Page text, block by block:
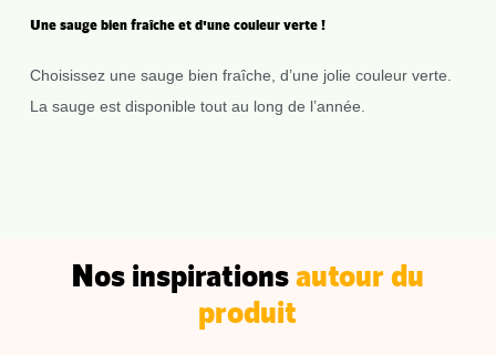
Une sauge bien fraîche et d'une couleur verte !
Choisissez une sauge bien fraîche, d’une jolie couleur verte.
La sauge est disponible tout au long de l’année.
Nos inspirationsautour du
produit